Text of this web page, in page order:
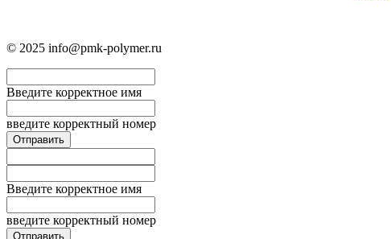
© 2025 info@pmk-polymer.ru
Введите корректное имя
введите корректный номер
Введите корректное имя
введите корректный номер